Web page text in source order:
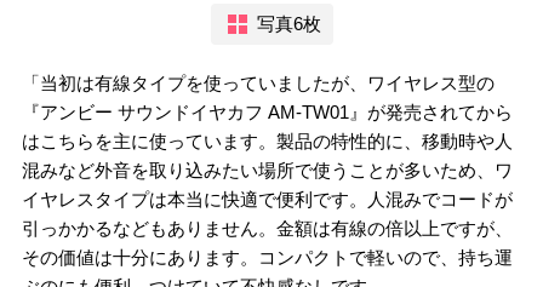
写真6枚
「当初は有線タイプを使っていましたが、ワイヤレス型の
『アンビー サウンドイヤカフ AM-TW01』が発売されてから
はこちらを主に使っています。製品の特性的に、移動時や人
混みなど外音を取り込みたい場所で使うことが多いため、ワ
イヤレスタイプは本当に快適で便利です。人混みでコードが
引っかかるなどもありません。金額は有線の倍以上ですが、
その価値は十分にあります。コンパクトで軽いので、持ち運